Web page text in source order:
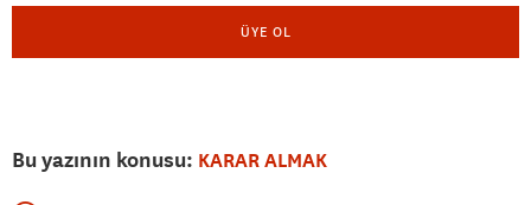
ÜYE OL
Bu yazının konusu: KARAR ALMAK